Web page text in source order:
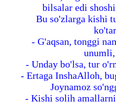
bilsalar edi
Bu so'zlarga kishi
- G'aqsan, tonggi
- Unday bo'lsa, tur
- Ertaga InshaAlloh,
Joynamoz
- Kishi solih